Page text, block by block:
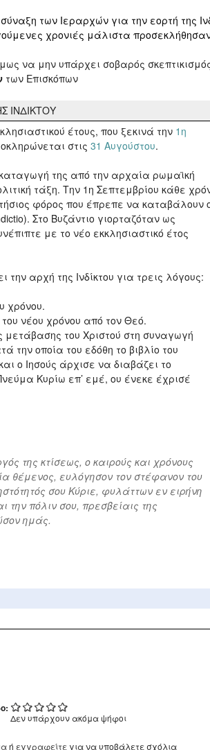
των Ιεραρχών για την εορτή της
χρονιές μάλιστα
να μην υπάρχει σοβαρός
των Επισκόπων
ΙΝΔΙΚΤΟΥ
έτους, που ξεκινά την 1η
στις 31 Αυγούστου.
της από την αρχαία ρωμαϊκή
τάξη. Την 1η Σεπτεμβρίου κάθε
φόρος που έπρεπε να καταβάλουν
Στο Βυζάντιο γιορταζόταν ως
με το νέο εκκλησιαστικό έτος
την αρχή της Ινδίκτου για τρεις λόγους:
χρόνου.
νέου χρόνου από τον Θεό.
μετάβασης του Χριστού στη συναγωγή
την οποία του εδόθη το βιβλίο του
ο Ιησούς άρχισε να διαβάζει το
Κυρίω επ’ εμέ, ου ένεκε έχρισέ
της κτίσεως, ο καιρούς και χρόνους
θέμενος, ευλόγησον τον στέφανον του
σου Κύριε, φυλάττων εν ειρήνη
την πόλιν σου, πρεσβείαις της
ημάς.
Δεν υπάρχουν ακόμα ψήφοι
ή εγγραφείτε για να υποβάλετε σχόλια